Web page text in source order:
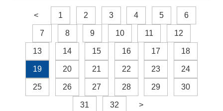
< 1 2 3 4 5 6
7 8 9 10 11 12
13 14 15 16 17 18
19 20 21 22 23 24
25 26 27 28 29 30
31 32 >